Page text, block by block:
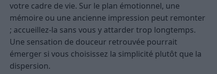
votre cadre de vie. Sur le plan émotionnel, une
mémoire ou une ancienne impression peut remonter
; accueillez-la sans vous y attarder trop longtemps.
Une sensation de douceur retrouvée pourrait
émerger si vous choisissez la simplicité plutôt que la
dispersion.